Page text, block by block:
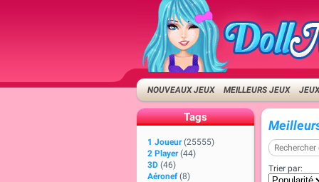
NOUVEAUX JEUX MEILLEURS JEUX
Tags
1 Joueur (25555)
2 Player (44)
3D (46)
Aéronef (8)
Trier par: